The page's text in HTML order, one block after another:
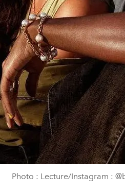
Photo : Lecture/Instagram :